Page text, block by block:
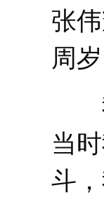
张
周
我
当
斗